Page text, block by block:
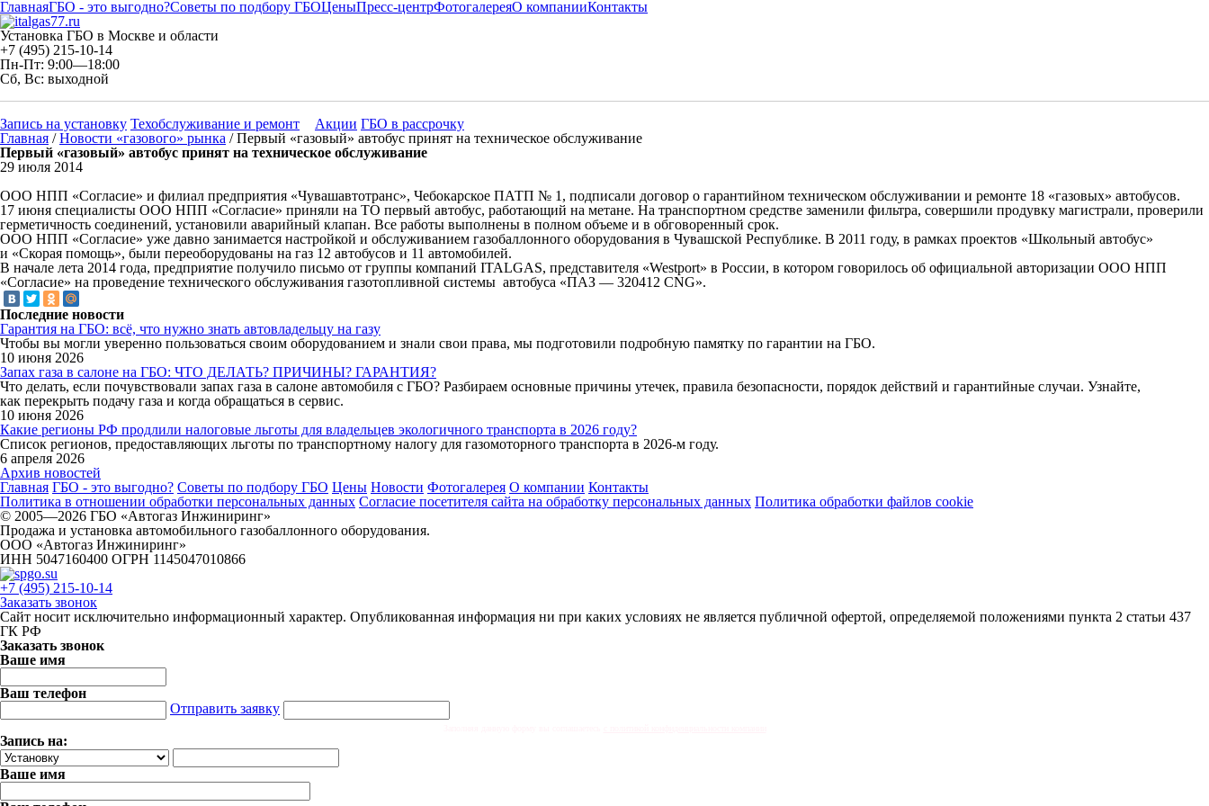
ГлавнаяГБО - это выгодно?Советы по подбору ГБОЦеныПресс-центрФотогалереяО компанииКонтакты
Установка ГБО в Москве и области
+7 (495) 215-10-14
Пн-Пт: 9:00—18:00
Сб, Вс: выходной
Запись на установку Техобслуживание и ремонт Акции ГБО в рассрочку
Главная /Новости «газового» рынка / Первый «газовый» автобус принят на техническое обслуживание
Первый «газовый» автобус принят на техническое обслуживание
29 июля 2014
ООО НПП «Согласие» и филиал предприятия «Чувашавтотранс», Чебокарское ПАТП № 1, подписали договор о гарантийном техническом обслуживании и ремонте 18 «газовых» автобусов.
17 июня специалисты ООО НПП «Согласие» приняли на ТО первый автобус, работающий на метане. На транспортном средстве заменили фильтра, совершили продувку магистрали, проверили
герметичность соединений, установили аварийный клапан. Все работы выполнены в полном объеме и в обговоренный срок.
ООО НПП «Согласие» уже давно занимается настройкой и обслуживанием газобаллонного оборудования в Чувашской Республике. В 2011 году, в рамках проектов «Школьный автобус»
и «Скорая помощь», были переоборудованы на газ 12 автобусов и 11 автомобилей.
В начале лета 2014 года, предприятие получило письмо от группы компаний ITALGAS, представителя «Westport» в России, в котором говорилось об официальной авторизации ООО НПП
«Согласие» на проведение технического обслуживания газотопливной системы автобуса «ПАЗ — 320412 СNG».
Последние новости
Гарантия на ГБО: всё, что нужно знать автовладельцу на газу
Чтобы вы могли уверенно пользоваться своим оборудованием и знали свои права, мы подготовили подробную памятку по гарантии на ГБО.
10 июня 2026
Запах газа в салоне на ГБО: ЧТО ДЕЛАТЬ? ПРИЧИНЫ? ГАРАНТИЯ?
Что делать, если почувствовали запах газа в салоне автомобиля с ГБО? Разбираем основные причины утечек, правила безопасности, порядок действий и гарантийные случаи. Узнайте,
как перекрыть подачу газа и когда обращаться в сервис.
10 июня 2026
Какие регионы РФ продлили налоговые льготы для владельцев экологичного транспорта в 2026 году?
Список регионов, предоставляющих льготы по транспортному налогу для газомоторного транспорта в 2026-м году.
6 апреля 2026
Архив новостей
Главная ГБО - это выгодно? Советы по подбору ГБО Цены Новости Фотогалерея О компании Контакты
Политика в отношении обработки персональных данных Согласие посетителя сайта на обработку персональных данных Политика обработки файлов cookie
© 2005—2026 ГБО «Автогаз Инжиниринг»
Продажа и установка автомобильного газобаллонного оборудования.
ООО «Автогаз Инжиниринг»
ИНН 5047160400 ОГРН 1145047010866
+7 (495) 215-10-14
Заказать звонок
Сайт носит исключительно информационный характер. Опубликованная информация ни при каких условиях не является публичной офертой, определяемой положениями пункта 2 статьи 437
ГК РФ
Заказать звонок
Ваше имя
Ваш телефон
Отправить заявку
Запись на:
Ваше имя